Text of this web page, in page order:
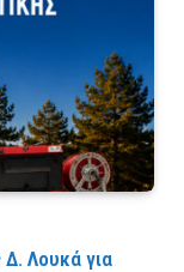
Λουκά για